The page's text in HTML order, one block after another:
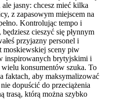
jasny: chcesz mieć kilka
z zapasowym miejscem na
Kontrolując tempo i
cieszyć się płynnym
przyjazny personel i
moskiewskiej sceny piw
inspirowanych brytyjskimi i
konsumentów szuka. To
faktach, aby maksymalizować
dopuścić do przeciążenia
trasą, którą można szybko